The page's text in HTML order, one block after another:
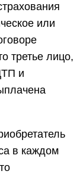
или
третье лицо,
и
в каждом